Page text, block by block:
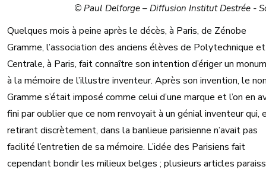
© Paul Delforge – Diffusion Institut Destrée -
Quelques mois à peine après le décès, à Paris, de Zénobe
Gramme, l’association des anciens élèves de Polytechnique
Centrale, à Paris, fait connaître son intention d’ériger un
à la mémoire de l’illustre inventeur. Après son invention, le
Gramme s’était imposé comme celui d’une marque et l’on en
fini par oublier que ce nom renvoyait à un génial inventeur qui,
retirant discrètement, dans la banlieue parisienne n’avait pas
facilité l’entretien de sa mémoire. L’idée des Parisiens fait
cependant bondir les milieux belges ; plusieurs articles